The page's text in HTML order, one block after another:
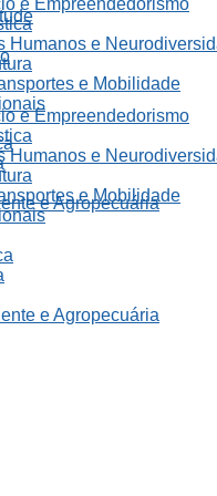
e Empreendedorismo
Humanos e
e Mobilidade
e Agropecuária
e Empreendedorismo
Humanos e
e Mobilidade
e Agropecuária